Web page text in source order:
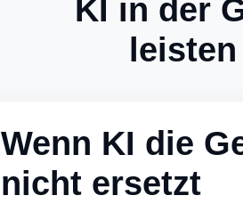
KI in der
Wenn KI die
nicht ersetzt